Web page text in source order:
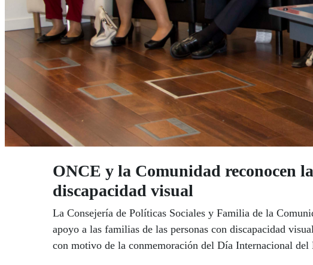
ONCE y la Comunidad reconocen
discapacidad visual
La Consejería de Políticas Sociales y Familia de la
apoyo a las familias de las personas con discapacidad
con motivo de la conmemoración del Día Internacional del